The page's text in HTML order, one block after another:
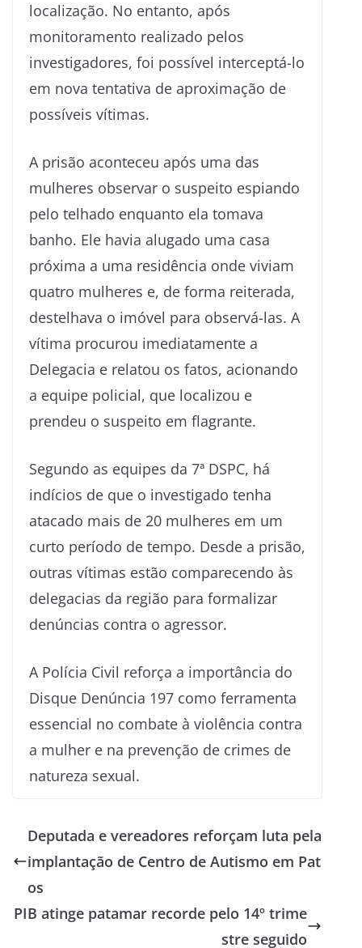
localização. No entanto, após
monitoramento realizado pelos
investigadores, foi possível interceptá-lo
em nova tentativa de aproximação de
possíveis vítimas.
A prisão aconteceu após uma das
mulheres observar o suspeito espiando
pelo telhado enquanto ela tomava
banho. Ele havia alugado uma casa
próxima a uma residência onde viviam
quatro mulheres e, de forma reiterada,
destelhava o imóvel para observá-las. A
vítima procurou imediatamente a
Delegacia e relatou os fatos, acionando
a equipe policial, que localizou e
prendeu o suspeito em flagrante.
Segundo as equipes da 7ª DSPC, há
indícios de que o investigado tenha
atacado mais de 20 mulheres em um
curto período de tempo. Desde a prisão,
outras vítimas estão comparecendo às
delegacias da região para formalizar
denúncias contra o agressor.
A Polícia Civil reforça a importância do
Disque Denúncia 197 como ferramenta
essencial no combate à violência contra
a mulher e na prevenção de crimes de
natureza sexual.
Deputada e vereadores reforçam luta pela
implantação de Centro de Autismo em Pat
os
PIB atinge patamar recorde pelo 14º trime
stre seguido